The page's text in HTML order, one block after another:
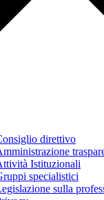
direttivo
Istituzionali
specialistici
sulla